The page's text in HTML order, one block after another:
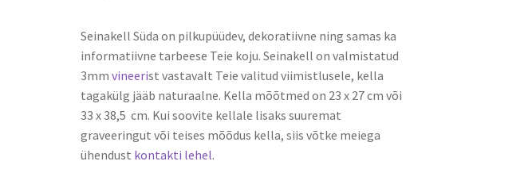
Seinakell Süda on pilkupüüdev, dekoratiivne ning samas ka
informatiivne tarbeese Teie koju. Seinakell on valmistatud
3mm vineerist vastavalt Teie valitud viimistlusele, kella
tagakülg jääb naturaalne. Kella mõõtmed on 23 x 27 cm või
33 x 38,5 cm. Kui soovite kellale lisaks suuremat
graveeringut või teises mõõdus kella, siis võtke meiega
ühendust kontakti lehel.